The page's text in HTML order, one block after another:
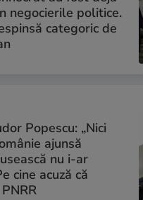
negocierile politice.
categoric de
Popescu: „Nici
ajunsă
nu i-ar
cine acuză că